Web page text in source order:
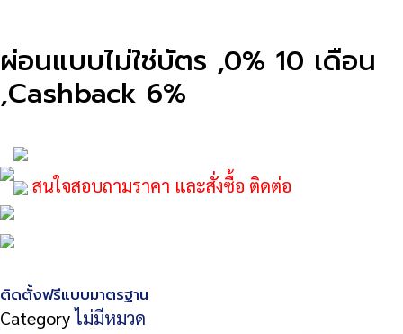
ผ่อนแบบไม่ใช่บัตร ,0% 10 เดือน
,Cashback 6%
สนใจสอบถามราคา และสั่งซื้อ ติดต่อ
ติดตั้งฟรีแบบมาตรฐาน
Categoryไม่มีหมวด